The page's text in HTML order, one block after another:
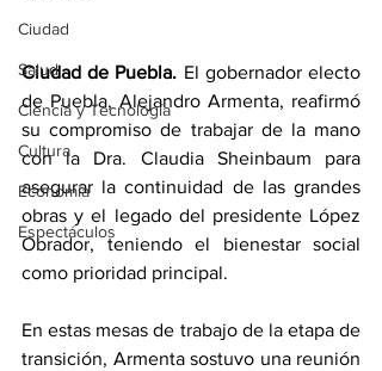
Ciudad
Salud
Ciencia y Tecnología
Cultura
Economía
Espectáculos
Ciudad de Puebla. El gobernador electo
de Puebla, Alejandro Armenta, reafirmó
su compromiso de trabajar de la mano
con la Dra. Claudia Sheinbaum para
asegurar la continuidad de las grandes
obras y el legado del presidente López
Obrador, teniendo el bienestar social
como prioridad principal.
En estas mesas de trabajo de la etapa de
transición, Armenta sostuvo una reunión